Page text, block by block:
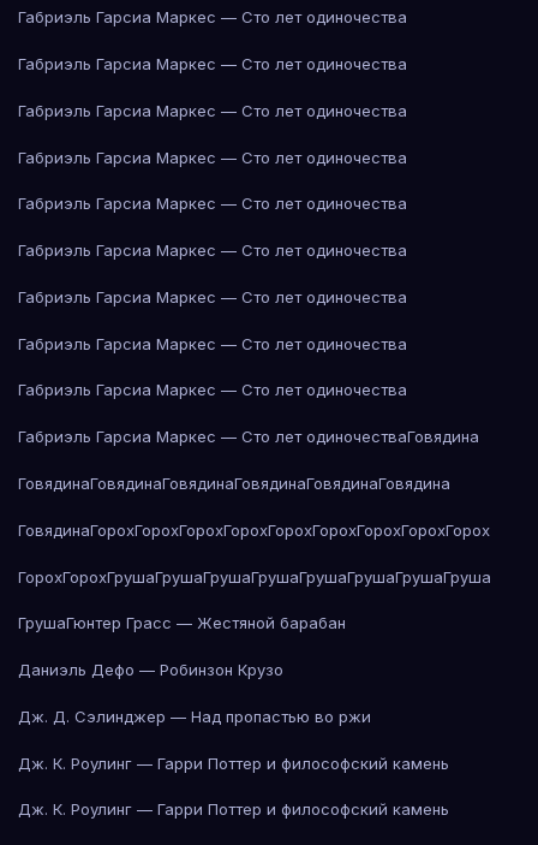
Габриэль Гарсиа Маркес — Сто лет одиночества
Габриэль Гарсиа Маркес — Сто лет одиночества
Габриэль Гарсиа Маркес — Сто лет одиночества
Габриэль Гарсиа Маркес — Сто лет одиночества
Габриэль Гарсиа Маркес — Сто лет одиночества
Габриэль Гарсиа Маркес — Сто лет одиночества
Габриэль Гарсиа Маркес — Сто лет одиночества
Габриэль Гарсиа Маркес — Сто лет одиночества
Габриэль Гарсиа Маркес — Сто лет одиночества
Габриэль Гарсиа Маркес — Сто лет одиночестваГовядина
ГовядинаГовядинаГовядинаГовядинаГовядинаГовядина
ГовядинаГорохГорохГорохГорохГорохГорохГорохГорохГорох
ГорохГорохГрушаГрушаГрушаГрушаГрушаГрушаГрушаГруша
ГрушаГюнтер Грасс — Жестяной барабан
Даниэль Дефо — Робинзон Крузо
Дж. Д. Сэлинджер — Над пропастью во ржи
Дж. К. Роулинг — Гарри Поттер и философский камень
Дж. К. Роулинг — Гарри Поттер и философский камень